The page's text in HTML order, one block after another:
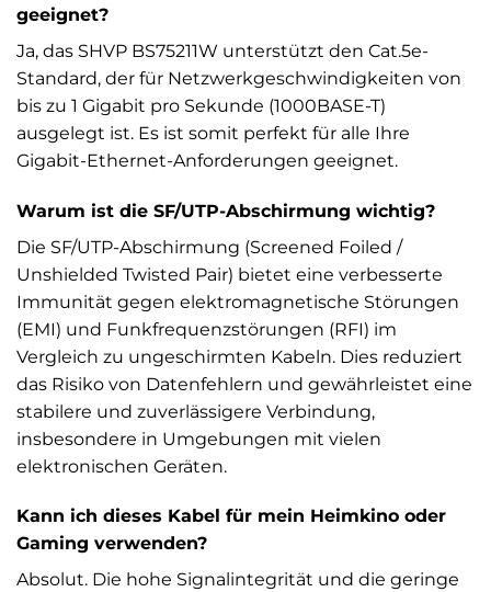
geeignet?
Ja, das SHVP BS75211W unterstützt den Cat.5e-
Standard, der für Netzwerkgeschwindigkeiten von
bis zu 1 Gigabit pro Sekunde (1000BASE-T)
ausgelegt ist. Es ist somit perfekt für alle Ihre
Gigabit-Ethernet-Anforderungen geeignet.
Warum ist die SF/UTP-Abschirmung wichtig?
Die SF/UTP-Abschirmung (Screened Foiled /
Unshielded Twisted Pair) bietet eine verbesserte
Immunität gegen elektromagnetische Störungen
(EMI) und Funkfrequenzstörungen (RFI) im
Vergleich zu ungeschirmten Kabeln. Dies reduziert
das Risiko von Datenfehlern und gewährleistet eine
stabilere und zuverlässigere Verbindung,
insbesondere in Umgebungen mit vielen
elektronischen Geräten.
Kann ich dieses Kabel für mein Heimkino oder
Gaming verwenden?
Absolut. Die hohe Signalintegrität und die geringe